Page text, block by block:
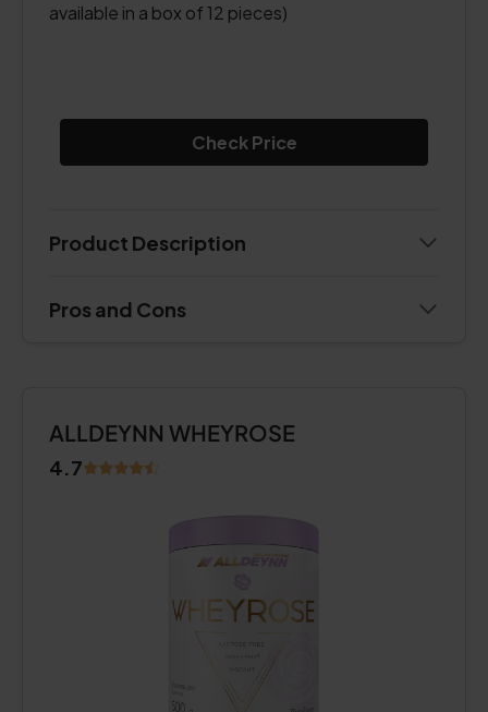
available in a box of 12 pieces)
Check Price
Product Description
Pros and Cons
ALLDEYNN WHEYROSE
4.7